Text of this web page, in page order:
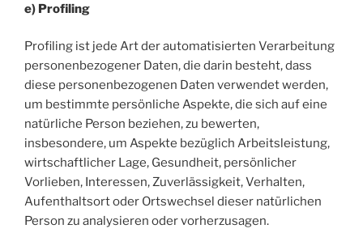
e) Profiling
Profiling ist jede Art der automatisierten Verarbeitung
personenbezogener Daten, die darin besteht, dass
diese personenbezogenen Daten verwendet werden,
um bestimmte persönliche Aspekte, die sich auf eine
natürliche Person beziehen, zu bewerten,
insbesondere, um Aspekte bezüglich Arbeitsleistung,
wirtschaftlicher Lage, Gesundheit, persönlicher
Vorlieben, Interessen, Zuverlässigkeit, Verhalten,
Aufenthaltsort oder Ortswechsel dieser natürlichen
Person zu analysieren oder vorherzusagen.